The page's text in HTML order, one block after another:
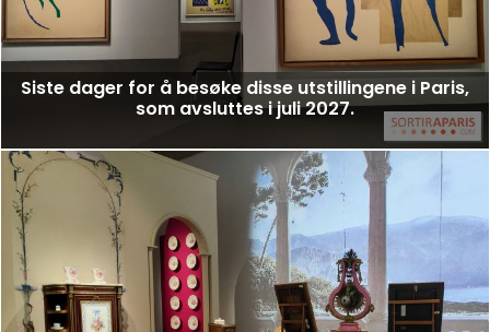
Siste dager for å besøke disse utstillingene i Paris,
som avsluttes i juli 2027.